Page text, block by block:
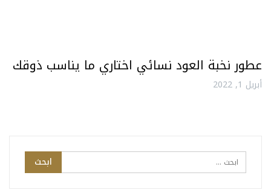
عطور نخبة العود نسائي اختاري ما يناسب ذوقك
أبريل 1, 2022